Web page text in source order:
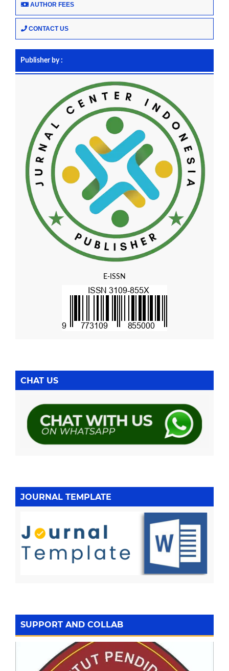
AUTHOR FEES
CONTACT US
Publisher by :
E-ISSN
CHAT US
JOURNAL TEMPLATE
SUPPORT AND COLLAB